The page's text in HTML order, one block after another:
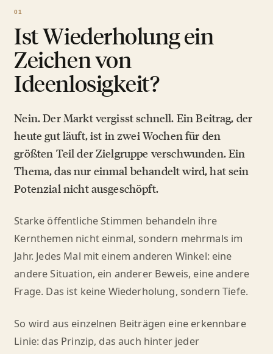
Ist Wiederholung ein
Zeichen von
Ideenlosigkeit?
Nein. Der Markt vergisst schnell. Ein Beitrag, der
heute gut läuft, ist in zwei Wochen für den
größten Teil der Zielgruppe verschwunden. Ein
Thema, das nur einmal behandelt wird, hat sein
Potenzial nicht ausgeschöpft.
Starke öffentliche Stimmen behandeln ihre
Kernthemen nicht einmal, sondern mehrmals im
Jahr. Jedes Mal mit einem anderen Winkel: eine
andere Situation, ein anderer Beweis, eine andere
Frage. Das ist keine Wiederholung, sondern Tiefe.
So wird aus einzelnen Beiträgen eine erkennbare
Linie: das Prinzip, das auch hinter jeder